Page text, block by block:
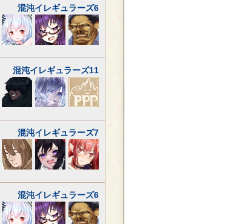
混沌イレギュラーズ6
混沌イレギュラーズ11
混沌イレギュラーズ7
混沌イレギュラーズ6